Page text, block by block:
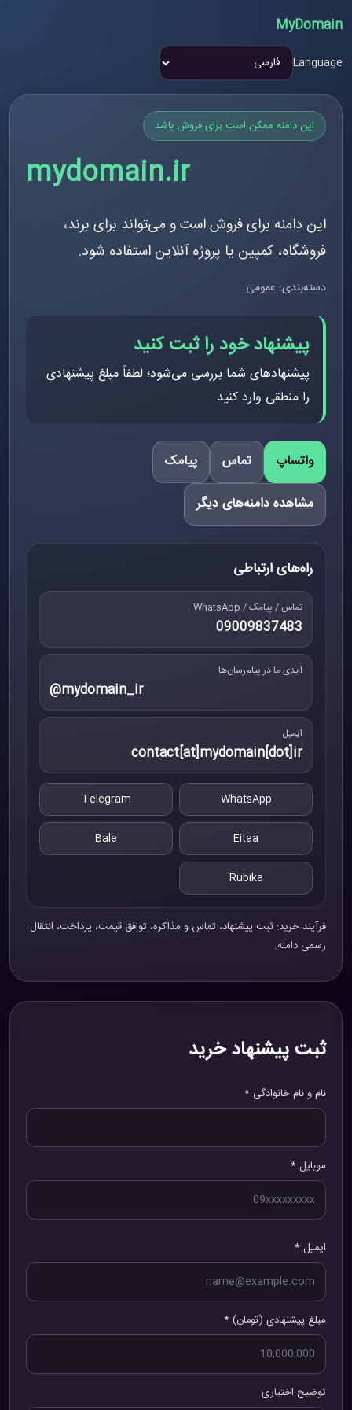
MyDomain
Language
این دامنه ممکن است برای فروش باشد
mydomain.ir
این دامنه برای فروش است و می‌تواند برای برند،
فروشگاه، کمپین یا پروژه آنلاین استفاده شود.
دسته‌بندی: عمومی
پیشنهاد خود را ثبت کنید
پیشنهادهای شما بررسی می‌شود؛ لطفاً مبلغ پیشنهادی
را منطقی وارد کنید
واتساپ تماس
پیامک
مشاهده دامنه‌های دیگر
راه‌های ارتباطی
تماس / پیامک / WhatsApp
09009837483
آیدی ما در پیام‌رسان‌ها
@mydomain_ir
ایمیل
contact[at]mydomain[dot]ir
WhatsApp
Telegram
Eitaa
Bale
Rubika
فرآیند خرید: ثبت پیشنهاد، تماس و مذاکره، توافق قیمت، پرداخت، انتقال
رسمی دامنه.
ثبت پیشنهاد خرید
نام و نام خانوادگی *
موبایل *
ایمیل *
مبلغ پیشنهادی (تومان) *
توضیح اختیاری